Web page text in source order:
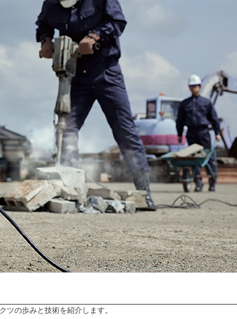
ツの歩みと技術を紹介します。